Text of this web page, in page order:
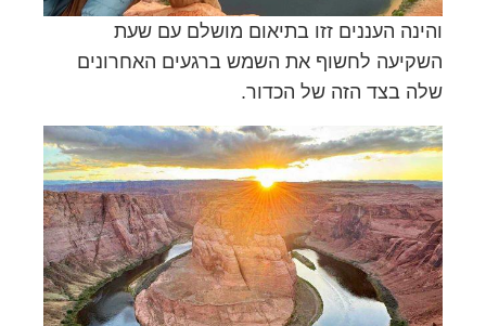
והינה העננים זזו בתיאום מושלם עם שעת
השקיעה לחשוף את השמש ברגעים האחרונים
שלה בצד הזה של הכדור.